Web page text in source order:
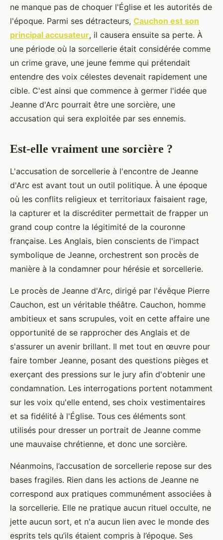
ne manque pas de choquer l'Église et les autorités de
l'époque. Parmi ses détracteurs, Cauchon est son
principal accusateur, il causera ensuite sa perte. À
une période où la sorcellerie était considérée comme
un crime grave, une jeune femme qui prétendait
entendre des voix célestes devenait rapidement une
cible. C'est ainsi que commence à germer l'idée que
Jeanne d'Arc pourrait être une sorcière, une
accusation qui sera exploitée par ses ennemis.
Est-elle vraiment une sorcière ?
L'accusation de sorcellerie à l'encontre de Jeanne
d'Arc est avant tout un outil politique. À une époque
où les conflits religieux et territoriaux faisaient rage,
la capturer et la discréditer permettait de frapper un
grand coup contre la légitimité de la couronne
française. Les Anglais, bien conscients de l'impact
symbolique de Jeanne, orchestrent son procès de
manière à la condamner pour hérésie et sorcellerie.
Le procès de Jeanne d'Arc, dirigé par l'évêque Pierre
Cauchon, est un véritable théâtre. Cauchon, homme
ambitieux et sans scrupules, voit en cette affaire une
opportunité de se rapprocher des Anglais et de
s'assurer un avenir brillant. Il met tout en œuvre pour
faire tomber Jeanne, posant des questions pièges et
exerçant des pressions sur le jury afin d'obtenir une
condamnation. Les interrogations portent notamment
sur les voix qu'elle entend, ses choix vestimentaires
et sa fidélité à l'Église. Tous ces éléments sont
utilisés pour dresser un portrait de Jeanne comme
une mauvaise chrétienne, et donc une sorcière.
Néanmoins, l’accusation de sorcellerie repose sur des
bases fragiles. Rien dans les actions de Jeanne ne
correspond aux pratiques communément associées à
la sorcellerie. Elle ne pratique aucun rituel occulte, ne
jette aucun sort, et n'a aucun lien avec le monde des
esprits tels qu’ils étaient compris à l’époque. Ses